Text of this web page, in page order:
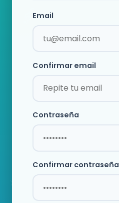
Email
Confirmar email
Contraseña
Confirmar contraseña